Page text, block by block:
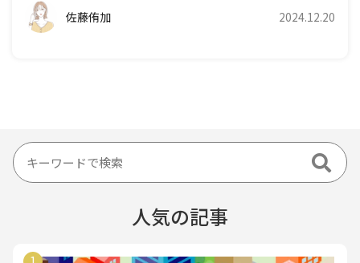
佐藤侑加 2024.12.20
人気の記事